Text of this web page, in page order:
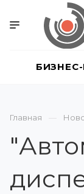
Главная